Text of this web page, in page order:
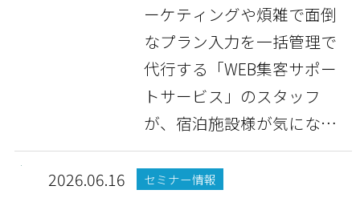
ーケティングや煩雑で面倒
なプラン入力を一括管理で
代行する「WEB集客サポー
トサービス」のスタッフ
が、宿泊施設様が気になっ
ている情報や豆知識な...
2026.06.16
セミナー情報